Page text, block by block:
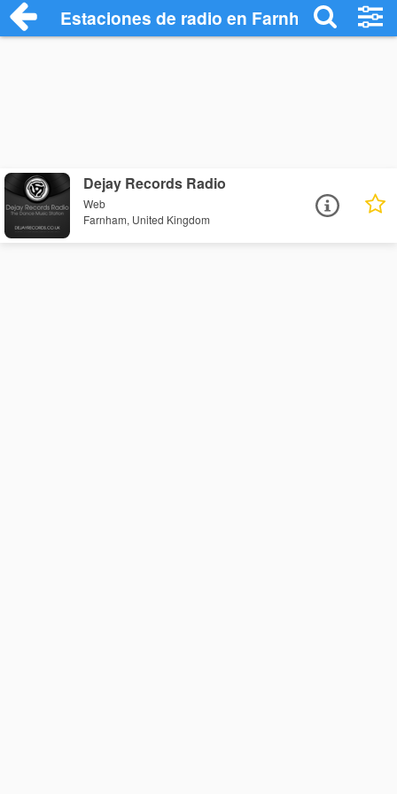
Estaciones de radio en Farnham -
Dejay Records Radio
Web
Farnham, United Kingdom